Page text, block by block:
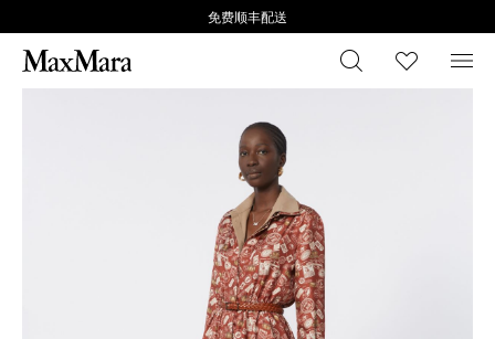
免费顺丰配送
搜索 心愿清
菜